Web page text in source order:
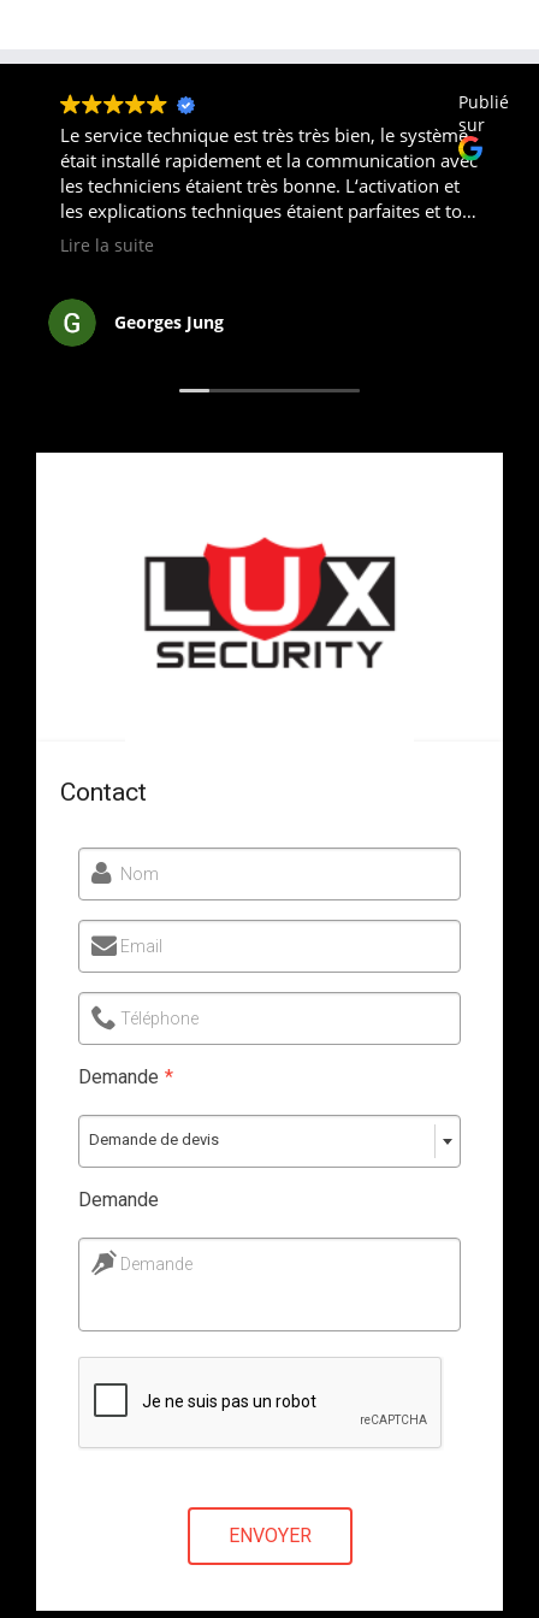
Le service technique est très très bien, le système
était installé rapidement et la communication avec
les techniciens étaient très bonne. L‘activation et
les explications techniques étaient parfaites et tout
fonctionne. Je ne peux que recommander les
Lire la suite
Publié
sur
Georges Jung
Contact
Nom
Email
Téléphone
Demande *
Demande de devis
Demande
Demande
ENVOYER